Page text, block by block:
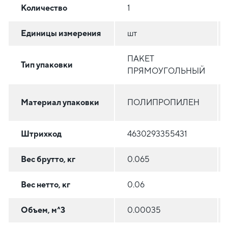
Количество 1
Единицы измерения шт
Тип упаковки
ПАКЕТ
ПРЯМОУГОЛЬНЫЙ
Материал упаковки ПОЛИПРОПИЛЕН
Штрихкод 4630293355431
Вес брутто, кг 0.065
Вес нетто, кг 0.06
Объем, м^3 0.00035